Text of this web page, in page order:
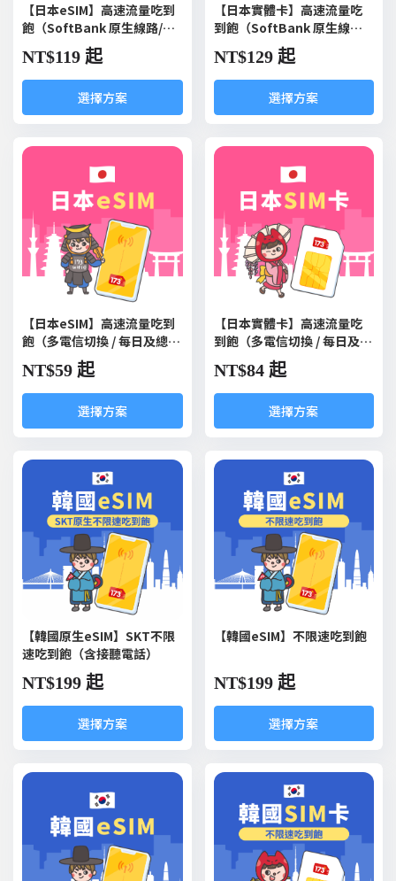
【日本eSIM】高速流量吃到
飽（SoftBank 原生線路/每
NT$119 起
選擇方案
【日本實體卡】高速流量吃
到飽（SoftBank 原生線路/
NT$129 起
選擇方案
【日本eSIM】高速流量吃到
飽（多電信切換 / 每日及總量
NT$59 起
選擇方案
【日本實體卡】高速流量吃
到飽（多電信切換 / 每日及總
NT$84 起
選擇方案
【韓國原生eSIM】SKT不限
速吃到飽（含接聽電話）
NT$199 起
選擇方案
【韓國eSIM】不限速吃到飽
NT$199 起
選擇方案